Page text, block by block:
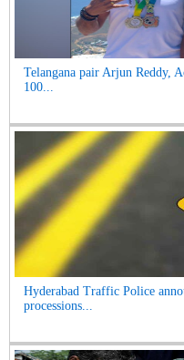
Telangana pair Arjun Reddy,
100...
Hyderabad Traffic Police
processions...